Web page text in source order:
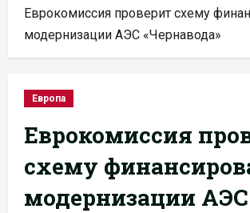
Еврокомиссия проверит схему
модернизации АЭС «Чернавода»
Европа
Еврокомиссия
схему
модернизации АЭС